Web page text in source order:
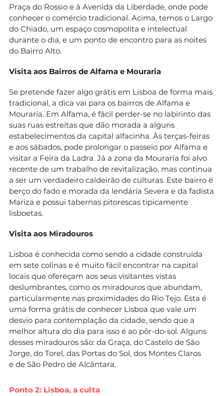
Praça do Rossio e à Avenida da Liberdade, onde pode
conhecer o comércio tradicional. Acima, temos o Largo
do Chiado, um espaço cosmopolita e intelectual
durante o dia, e um ponto de encontro para as noites
do Bairro Alto.
Visita aos Bairros de Alfama e Mouraria
Se pretende fazer algo grátis em Lisboa de forma mais
tradicional, a dica vai para os bairros de Alfama e
Mouraria. Em Alfama, é fácil perder-se no labirinto das
suas ruas estreitas que dão morada a alguns
estabelecimentos da capital alfacinha. Às terças-feiras
e aos sábados, pode prolongar o passeio por Alfama e
visitar a Feira da Ladra. Já a zona da Mouraria foi alvo
recente de um trabalho de revitalização, mas continua
a ser um verdadeiro caldeirão de culturas. Este bairro é
berço do fado e morada da lendária Severa e da fadista
Mariza e possui tabernas pitorescas tipicamente
lisboetas.
Visita aos Miradouros
Lisboa é conhecida como sendo a cidade construída
em sete colinas e é muito fácil encontrar na capital
locais que ofereçam aos seus visitantes vistas
deslumbrantes, como os miradouros que abundam,
particularmente nas proximidades do Rio Tejo. Esta é
uma forma grátis de conhecer Lisboa que vale um
desvio para contemplação da cidade, sendo que a
melhor altura do dia para isso é ao pôr-do-sol. Alguns
desses miradouros são: da Graça, do Castelo de São
Jorge, do Torel, das Portas do Sol, dos Montes Claros
e de São Pedro de Alcântara.
Ponto 2: Lisboa, a culta